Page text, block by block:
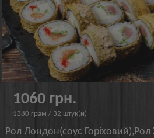
1060 грн.
1380 грам / 32 штук(и)
Рол Лондон(соус Горіховий),Рол